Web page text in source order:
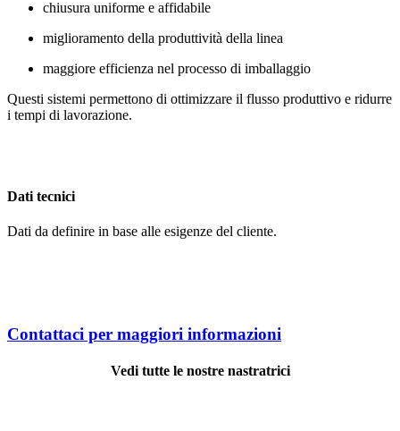
chiusura uniforme e affidabile
miglioramento della produttività della linea
maggiore efficienza nel processo di imballaggio
Questi sistemi permettono di ottimizzare il flusso produttivo e ridurre
i tempi di lavorazione.
Dati tecnici
Dati da definire in base alle esigenze del cliente.
Contattaci per maggiori informazioni
Vedi tutte le nostre nastratrici